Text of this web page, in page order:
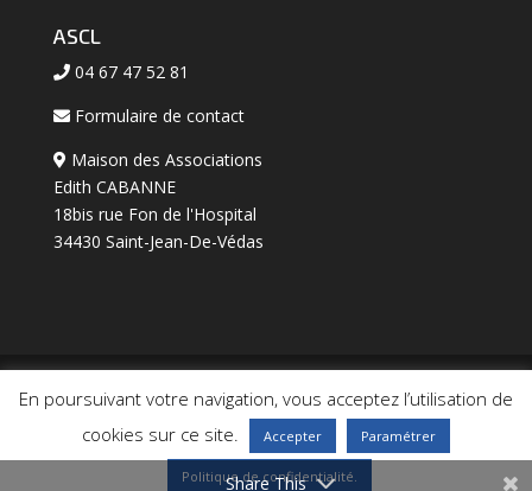
ASCL
04 67 47 52 81
Formulaire de contact
Maison des Associations
Edith CABANNE
18bis rue Fon de l'Hospital
34430 Saint-Jean-De-Védas
Design de BS CONSEIL Mentions légales-Politique
- © 2026
En poursuivant votre navigation, vous acceptez l’utilisation de
cookies sur ce site.
Accepter Paramétrer
Politique de confidentialité.
Share This